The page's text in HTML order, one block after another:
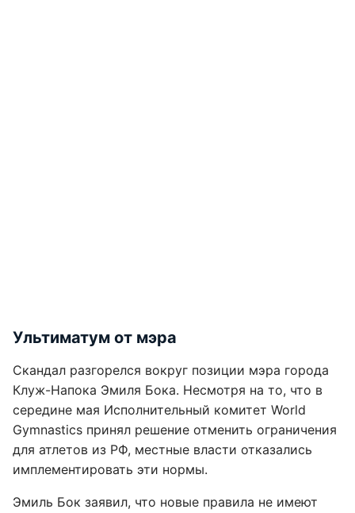
Ультиматум от мэра
Скандал разгорелся вокруг позиции мэра города
Клуж-Напока Эмиля Бока. Несмотря на то, что в
середине мая Исполнительный комитет World
Gymnastics принял решение отменить ограничения
для атлетов из РФ, местные власти отказались
имплементировать эти нормы.
Эмиль Бок заявил, что новые правила не имеют